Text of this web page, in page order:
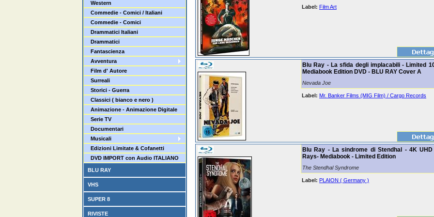
Western
Commedie - Comici / Italiani
Commedie - Comici
Drammatici Italiani
Drammatici
Fantascienza
Avventura
Film d' Autore
Surreali
Storici - Guerra
Classici ( bianco e nero )
Animazione - Animazione Digitale
Serie TV
Documentari
Musicali
Edizioni Limitate & Cofanetti
DVD IMPORT con Audio ITALIANO
BLU RAY
VHS
SUPER 8
RIVISTE
Label: Film Art
Blu Ray - La sfida degli implacabili - Limited
Mediabook Edition DVD - BLU RAY Cover A
Nevada Joe
Label: Mr. Banker Films (MIG Film) / Cargo Records
Blu Ray - La sindrome di Stendhal - 4K
Rays- Mediabook - Limited Edition
The Stendhal Syndrome
Label: PLAION ( Germany )